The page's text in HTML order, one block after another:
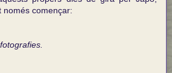
només començar: